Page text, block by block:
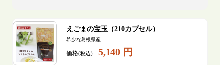
えごまの宝玉（210カプセル）
希少な島根県産
価格(税込): 5,140 円